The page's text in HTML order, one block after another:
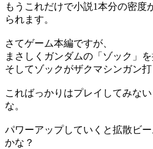
もうこれだけで小説1本分の密度
られます。
さてゲーム本編ですが、
まさしくガンダムの「ゾック」を
そしてゾックがザクマシンガン打
こればっかりはプレイしてみな
な。
パワーアップしていくと拡散ビ
かな？